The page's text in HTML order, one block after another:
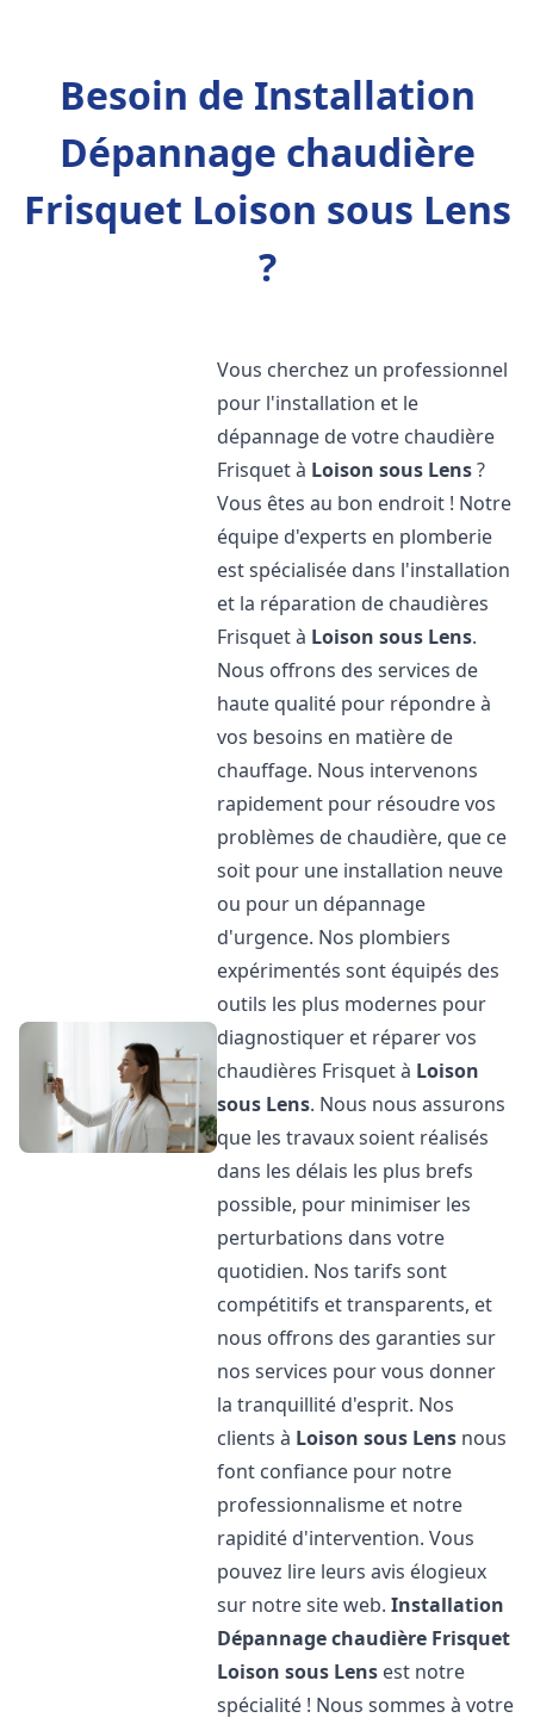
Besoin de Installation
Dépannage chaudière
Frisquet Loison sous Lens
?
Vous cherchez un professionnel
pour l'installation et le
dépannage de votre chaudière
Frisquet à Loison sous Lens?
Vous êtes au bon endroit ! Notre
équipe d'experts en plomberie
est spécialisée dans l'installation
et la réparation de chaudières
Frisquet à Loison sous Lens.
Nous offrons des services de
haute qualité pour répondre à
vos besoins en matière de
chauffage. Nous intervenons
rapidement pour résoudre vos
problèmes de chaudière, que ce
soit pour une installation neuve
ou pour un dépannage
d'urgence. Nos plombiers
expérimentés sont équipés des
outils les plus modernes pour
diagnostiquer et réparer vos
chaudières Frisquet à Loison
sous Lens. Nous nous assurons
que les travaux soient réalisés
dans les délais les plus brefs
possible, pour minimiser les
perturbations dans votre
quotidien. Nos tarifs sont
compétitifs et transparents, et
nous offrons des garanties sur
nos services pour vous donner
la tranquillité d'esprit. Nos
clients à Loison sous Lens nous
font confiance pour notre
professionnalisme et notre
rapidité d'intervention. Vous
pouvez lire leurs avis élogieux
sur notre site web.Installation
Dépannage chaudière Frisquet
Loison sous Lens est notre
spécialité ! Nous sommes à votre